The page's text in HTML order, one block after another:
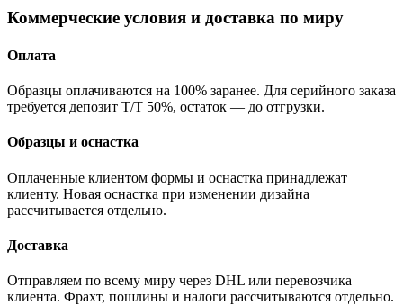
Коммерческие условия и доставка по миру
Оплата
Образцы оплачиваются на 100% заранее. Для серийного заказа
требуется депозит T/T 50%, остаток — до отгрузки.
Образцы и оснастка
Оплаченные клиентом формы и оснастка принадлежат
клиенту. Новая оснастка при изменении дизайна
рассчитывается отдельно.
Доставка
Отправляем по всему миру через DHL или перевозчика
клиента. Фрахт, пошлины и налоги рассчитываются отдельно.